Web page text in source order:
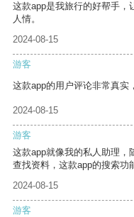
这款app是我旅行的好帮手，
人情。
2024-08-15
游客
这款app的用户评论非常真实
2024-08-15
游客
这款app就像我的私人助理，
查找资料，这款app的搜索功
2024-08-15
游客